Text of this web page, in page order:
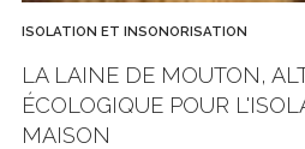
ISOLATION ET INSONORISATION
LA LAINE DE MOUTON,
ÉCOLOGIQUE POUR
MAISON